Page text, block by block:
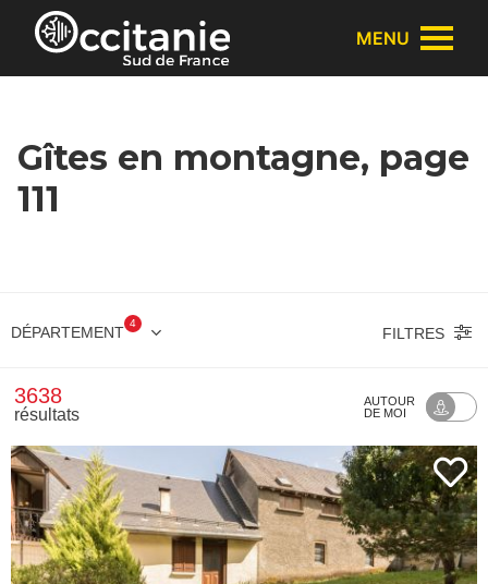
Panneau de gestion des cookies
MENU
Gîtes en montagne, page
111
DÉPARTEMENT
4
FILTRES
3638
résultats
AUTOUR
DE MOI